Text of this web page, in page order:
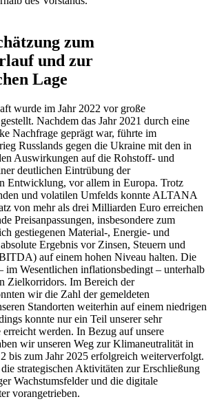
zum
und zur
Lage
wurde im Jahr 2022 vor große
Nachdem das Jahr 2021 durch eine
Nachfrage geprägt war, führte im
Russlands gegen die Ukraine mit den in
Auswirkungen auf die Rohstoff- und
deutlichen Eintrübung der
Entwicklung, vor allem in Europa. Trotz
und volatilen Umfelds konnte ALTANA
von mehr als drei Milliarden Euro erreichen
Preisanpassungen, insbesondere zum
gestiegenen Material-, Energie- und
Ergebnis vor Zinsen, Steuern und
auf einem hohen Niveau halten. Die
im Wesentlichen inflationsbedingt – unterhalb
Zielkorridors. Im Bereich der
wir die Zahl der gemeldeten
Standorten weiterhin auf einem niedrigen
konnte nur ein Teil unserer sehr
werden. In Bezug auf unsere
wir unseren Weg zur Klimaneutralität in
bis zum Jahr 2025 erfolgreich weiterverfolgt.
strategischen Aktivitäten zur Erschließung
Wachstumsfelder und die digitale
vorangetrieben.